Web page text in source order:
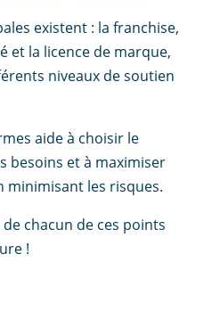
existent : la franchise,
et la licence de marque,
niveaux de soutien
aide à choisir le
besoins et à maximiser
minimisant les risques.
chacun de ces points
!